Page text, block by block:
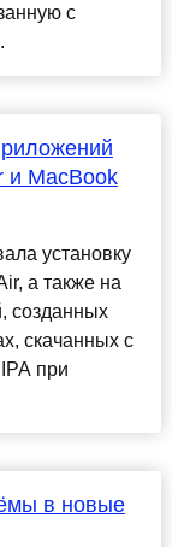
с
и MacBook
установку
а также на
созданных
скачанных с
при
в новые